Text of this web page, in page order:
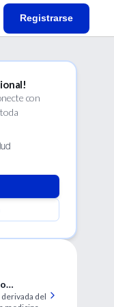
Registrarse
con
del